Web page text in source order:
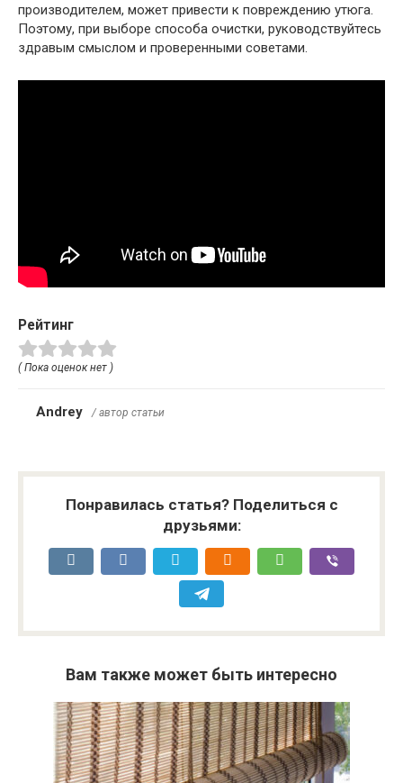
производителем, может привести к повреждению утюга.
Поэтому, при выборе способа очистки, руководствуйтесь
здравым смыслом и проверенными советами.
Рейтинг
( Пока оценок нет )
Andrey / автор статьи
Понравилась статья? Поделиться с
друзьями:
Вам также может быть интересно